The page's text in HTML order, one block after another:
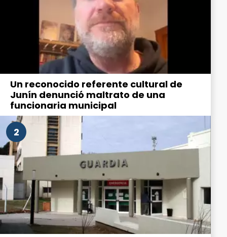
Un reconocido referente cultural de
Junín denunció maltrato de una
funcionaria municipal
2